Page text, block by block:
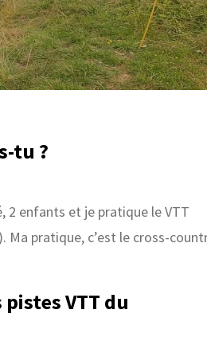
tu ?
2 enfants et je pratique le VTT
Ma pratique, c’est le cross-
VTT du